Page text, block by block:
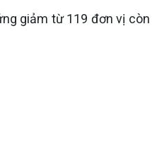
giảm từ 119 đơn vị còn